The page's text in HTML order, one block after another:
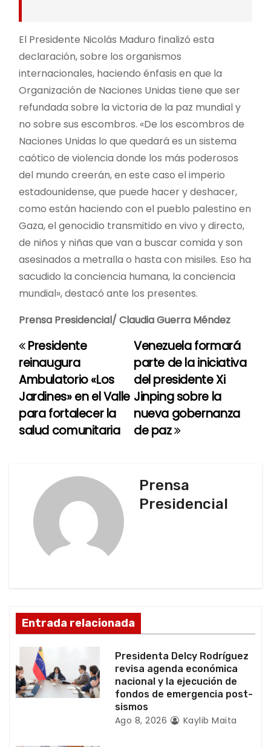
El Presidente Nicolás Maduro finalizó esta
declaración, sobre los organismos
internacionales, haciendo énfasis en que la
Organización de Naciones Unidas tiene que ser
refundada sobre la victoria de la paz mundial y
no sobre sus escombros. «De los escombros de
Naciones Unidas lo que quedará es un sistema
caótico de violencia donde los más poderosos
del mundo creerán, en este caso el imperio
estadounidense, que puede hacer y deshacer,
como están haciendo con el pueblo palestino en
Gaza, el genocidio transmitido en vivo y directo,
de niños y niñas que van a buscar comida y son
asesinados a metralla o hasta con misiles. Eso ha
sacudido la conciencia humana, la conciencia
mundial», destacó ante los presentes.
Prensa Presidencial/ Claudia Guerra Méndez
N
a
v
e
e
n
t
Venezuela formará
parte de la iniciativa
del presidente Xi
Jinping sobre la
nueva gobernanza
de paz
Presidente
reinaugura
Ambulatorio «Los
Jardines» en el Valle
para fortalecer la
salud comunitaria
Prensa
Presidencial
Entrada relacionada
Presidenta Delcy Rodríguez
revisa agenda económica
nacional y la ejecución de
fondos de emergencia post-
sismos
Ago 8, 2026 Kaylib Maita